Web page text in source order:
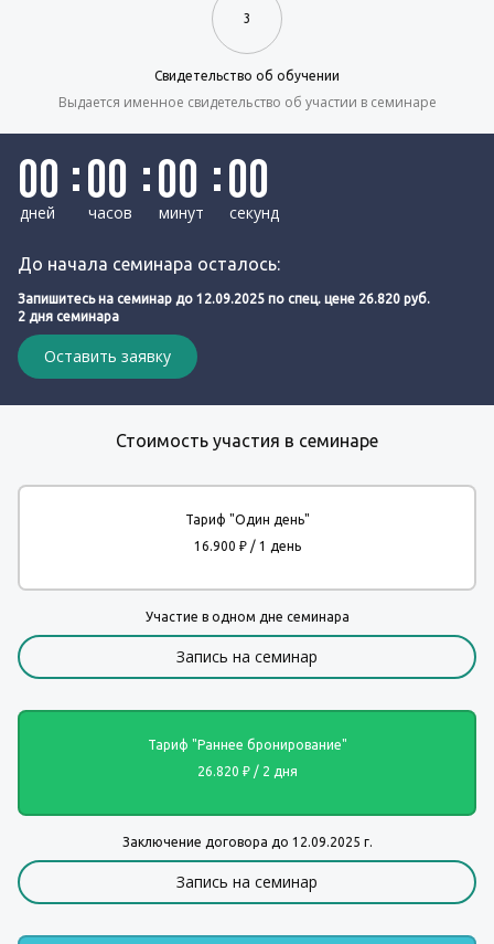
3
Свидетельство об обучении
Выдается именное свидетельство об участии в семинаре
00
дней
00
часов
00
минут
00
секунд
До начала семинара осталось:
Запишитесь на семинар до 12.09.2025 по спец. цене 26.820 руб.
2 дня семинара
Оставить заявку
Стоимость участия в семинаре
Тариф "Один день"
16.900 ₽ / 1 день
Участие в одном дне семинара
Запись на семинар
Тариф "Раннее бронирование"
26.820 ₽ / 2 дня
Заключение договора до 12.09.2025 г.
Запись на семинар